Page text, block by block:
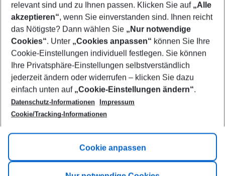
Show more filter
Footer
Footer navigation
Title A
Link A
relevant sind und zu Ihnen passen. Klicken Sie auf „Alle
akzeptieren“, wenn Sie einverstanden sind. Ihnen reicht
das Nötigste? Dann wählen Sie „Nur notwendige
Cookies“. Unter „Cookies anpassen“ können Sie Ihre
Cookie-Einstellungen individuell festlegen. Sie können
Ihre Privatsphäre-Einstellungen selbstverständlich
jederzeit ändern oder widerrufen – klicken Sie dazu
einfach unten auf „Cookie-Einstellungen ändern“.
Datenschutz-Informationen
Impressum
Cookie/Tracking-Informationen
Cookie anpassen